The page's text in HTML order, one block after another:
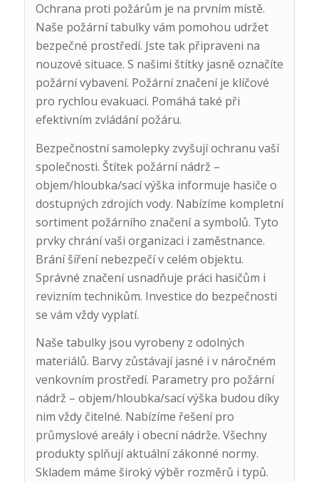
Ochrana proti požárům je na prvním místě.
Naše požární tabulky vám pomohou udržet
bezpečné prostředí. Jste tak připraveni na
nouzové situace. S našimi štítky jasně označíte
požární vybavení. Požární značení je klíčové
pro rychlou evakuaci. Pomáhá také při
efektivním zvládání požáru.
Bezpečnostní samolepky zvyšují ochranu vaší
společnosti. Štítek požární nádrž –
objem/hloubka/sací výška informuje hasiče o
dostupných zdrojích vody. Nabízíme kompletní
sortiment požárního značení a symbolů. Tyto
prvky chrání vaši organizaci i zaměstnance.
Brání šíření nebezpečí v celém objektu.
Správné značení usnadňuje práci hasičům i
revizním technikům. Investice do bezpečnosti
se vám vždy vyplatí.
Naše tabulky jsou vyrobeny z odolných
materiálů. Barvy zůstávají jasné i v náročném
venkovním prostředí. Parametry pro požární
nádrž – objem/hloubka/sací výška budou díky
nim vždy čitelné. Nabízíme řešení pro
průmyslové areály i obecní nádrže. Všechny
produkty splňují aktuální zákonné normy.
Skladem máme široký výběr rozměrů i typů.